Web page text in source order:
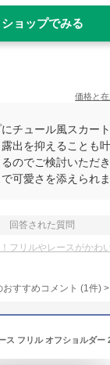
ショップでみる
価格と
チュール風スカー
出を抑えることも
のでご検討いただ
可愛さを添えられま
回答された質問
フリルやレースがかわ
おすすめコメント (1件) >